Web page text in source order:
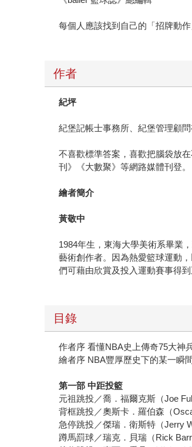
每個人應該找到自己的「招牌動
作者
紀坪
紀堡記帳士事務所、紀堡管理顧
不喜歡標準答案，喜歡把腦袋放
刊》《大數聚》等網路媒體刊登。
繪者簡介
黃敬中
1984年生，東海大學美術系畢業
藝術創作者。因為熱愛籃球運動
們可藉由欣賞及投⼊運動賽事得
目錄
作者序 看懂NBA史上傳奇75大神
繪者序 NBA豐厚歷史下的某一瞬
第一部 中距投籃
元祖跳投／喬．福爾克斯（Joe
背框跳投／奧斯卡．羅伯森（
急停跳投／傑瑞．衛斯特（Jerry
蹲馬罰球／瑞克．貝瑞（Rick